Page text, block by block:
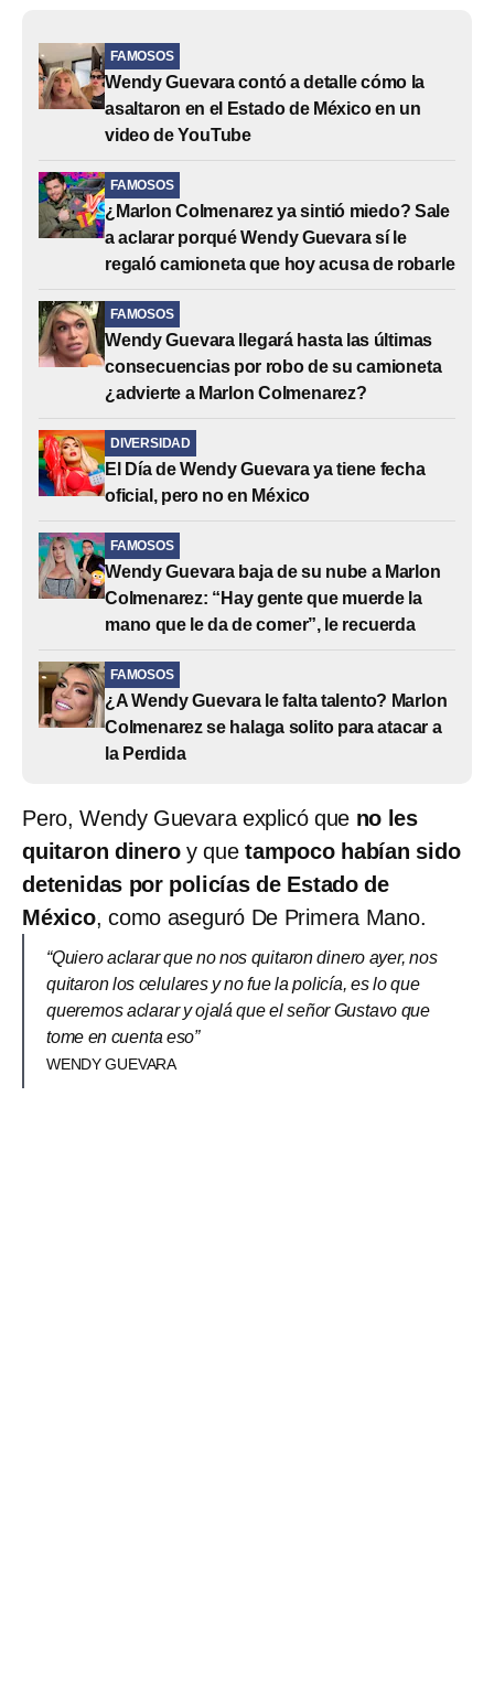
FAMOSOS
Wendy Guevara contó a detalle cómo la
asaltaron en el Estado de México en un
video de YouTube
FAMOSOS
¿Marlon Colmenarez ya sintió miedo? Sale
a aclarar porqué Wendy Guevara sí le
regaló camioneta que hoy acusa de robarle
FAMOSOS
Wendy Guevara llegará hasta las últimas
consecuencias por robo de su camioneta
¿advierte a Marlon Colmenarez?
DIVERSIDAD
El Día de Wendy Guevara ya tiene fecha
oficial, pero no en México
FAMOSOS
Wendy Guevara baja de su nube a Marlon
Colmenarez: “Hay gente que muerde la
mano que le da de comer”, le recuerda
FAMOSOS
¿A Wendy Guevara le falta talento? Marlon
Colmenarez se halaga solito para atacar a
la Perdida
Pero, Wendy Guevara explicó que no les
quitaron dineroy quetampoco habían sido
detenidas por policías de Estado de
México, como aseguró De Primera Mano.
“Quiero aclarar que no nos quitaron dinero ayer, nos
quitaron los celulares y no fue la policía, es lo que
queremos aclarar y ojalá que el señor Gustavo que
tome en cuenta eso”
WENDY GUEVARA